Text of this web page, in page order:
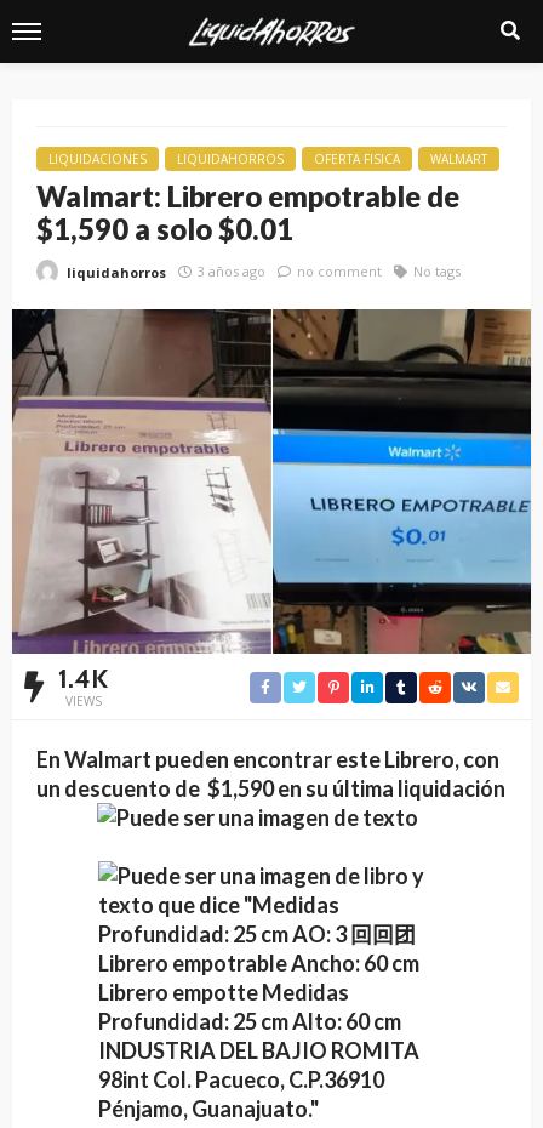
LIQUIDACIONES LIQUIDAHORROS OFERTA FISICA WALMART
Walmart: Librero empotrable de
$1,590 a solo $0.01
liquidahorros 3 años ago no comment No tags
1.4K
VIEWS
En Walmart pueden encontrar este Librero, con
un descuento de $1,590 en su última liquidación